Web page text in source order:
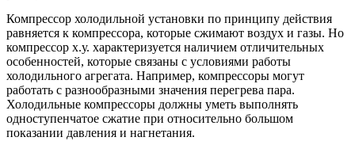
Компрессор холодильной установки по принципу действия
равняется к компрессора, которые сжимают воздух и газы. Но
компрессор х.у. характеризуется наличием отличительных
особенностей, которые связаны с условиями работы
холодильного агрегата. Например, компрессоры могут
работать с разнообразными значения перегрева пара.
Холодильные компрессоры должны уметь выполнять
одноступенчатое сжатие при относительно большом
показании давления и нагнетания.